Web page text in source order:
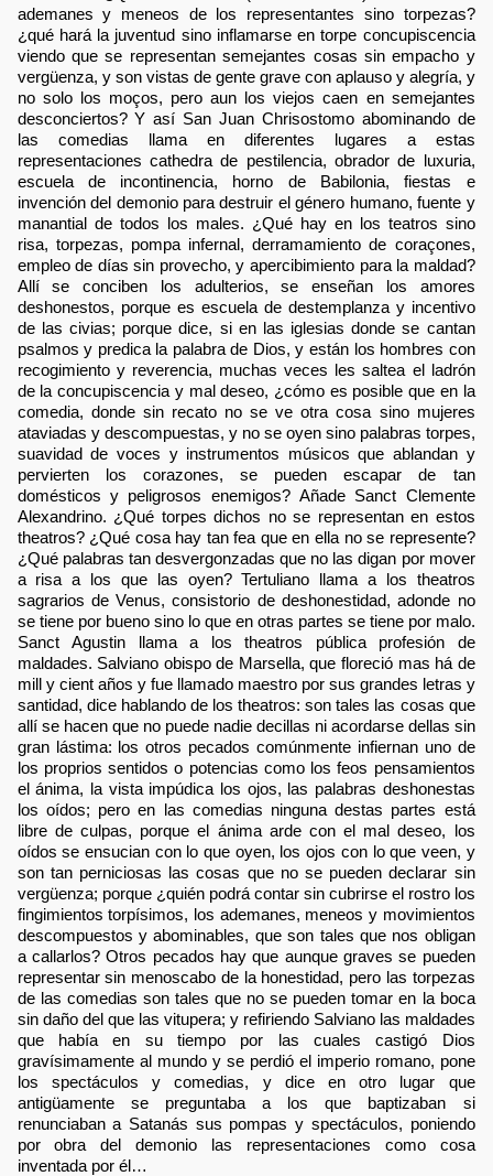
ademanes y meneos de los representantes sino torpezas?
¿qué hará la juventud sino inflamarse en torpe concupiscencia
viendo que se representan semejantes cosas sin empacho y
vergüenza, y son vistas de gente grave con aplauso y alegría, y
no solo los moços, pero aun los viejos caen en semejantes
desconciertos? Y así San Juan Chrisostomo abominando de
las comedias llama en diferentes lugares a estas
representaciones cathedra de pestilencia, obrador de luxuria,
escuela de incontinencia, horno de Babilonia, fiestas e
invención del demonio para destruir el género humano, fuente y
manantial de todos los males. ¿Qué hay en los teatros sino
risa, torpezas, pompa infernal, derramamiento de coraçones,
empleo de días sin provecho, y apercibimiento para la maldad?
Allí se conciben los adulterios, se enseñan los amores
deshonestos, porque es escuela de destemplanza y incentivo
de las civias; porque dice, si en las iglesias donde se cantan
psalmos y predica la palabra de Dios, y están los hombres con
recogimiento y reverencia, muchas veces les saltea el ladrón
de la concupiscencia y mal deseo, ¿cómo es posible que en la
comedia, donde sin recato no se ve otra cosa sino mujeres
ataviadas y descompuestas, y no se oyen sino palabras torpes,
suavidad de voces y instrumentos músicos que ablandan y
pervierten los corazones, se pueden escapar de tan
domésticos y peligrosos enemigos? Añade Sanct Clemente
Alexandrino. ¿Qué torpes dichos no se representan en estos
theatros? ¿Qué cosa hay tan fea que en ella no se represente?
¿Qué palabras tan desvergonzadas que no las digan por mover
a risa a los que las oyen? Tertuliano llama a los theatros
sagrarios de Venus, consistorio de deshonestidad, adonde no
se tiene por bueno sino lo que en otras partes se tiene por malo.
Sanct Agustin llama a los theatros pública profesión de
maldades. Salviano obispo de Marsella, que floreció mas há de
mill y cient años y fue llamado maestro por sus grandes letras y
santidad, dice hablando de los theatros: son tales las cosas que
allí se hacen que no puede nadie decillas ni acordarse dellas sin
gran lástima: los otros pecados comúnmente infiernan uno de
los proprios sentidos o potencias como los feos pensamientos
el ánima, la vista impúdica los ojos, las palabras deshonestas
los oídos; pero en las comedias ninguna destas partes está
libre de culpas, porque el ánima arde con el mal deseo, los
oídos se ensucian con lo que oyen, los ojos con lo que veen, y
son tan perniciosas las cosas que no se pueden declarar sin
vergüenza; porque ¿quién podrá contar sin cubrirse el rostro los
fingimientos torpísimos, los ademanes, meneos y movimientos
descompuestos y abominables, que son tales que nos obligan
a callarlos? Otros pecados hay que aunque graves se pueden
representar sin menoscabo de la honestidad, pero las torpezas
de las comedias son tales que no se pueden tomar en la boca
sin daño del que las vitupera; y refiriendo Salviano las maldades
que había en su tiempo por las cuales castigó Dios
gravísimamente al mundo y se perdió el imperio romano, pone
los spectáculos y comedias, y dice en otro lugar que
antigüamente se preguntaba a los que baptizaban si
renunciaban a Satanás sus pompas y spectáculos, poniendo
por obra del demonio las representaciones como cosa
inventada por él…